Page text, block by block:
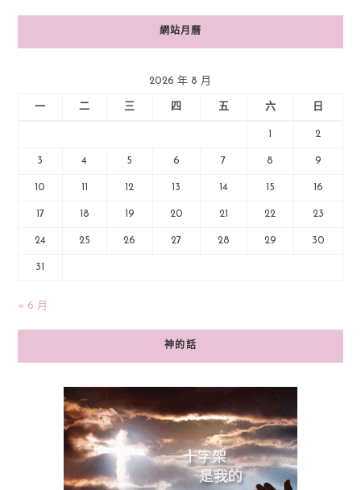
網站月曆
2026 年 8 月
一 二 三 四 五 六 日
1 2
3 4 5 6 7 8 9
10 11 12 13 14 15 16
17 18 19 20 21 22 23
24 25 26 27 28 29 30
31
« 6 月
神的話